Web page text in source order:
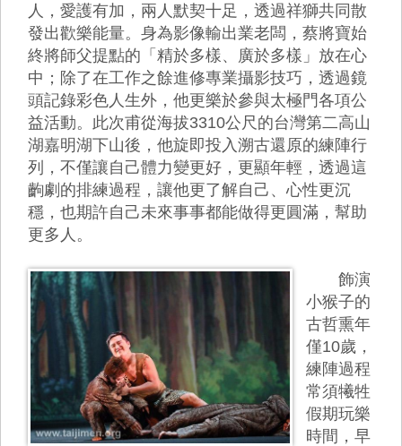
人，愛護有加，兩人默契十足，透過祥獅共同散
發出歡樂能量。身為影像輸出業老闆，蔡將寶始
終將師父提點的「精於多樣、廣於多樣」放在心
中；除了在工作之餘進修專業攝影技巧，透過鏡
頭記錄彩色人生外，他更樂於參與太極門各項公
益活動。此次甫從海拔3310公尺的台灣第二高山
湖嘉明湖下山後，他旋即投入溯古還原的練陣行
列，不僅讓自己體力變更好，更顯年輕，透過這
齣劇的排練過程，讓他更了解自己、心性更沉
穩，也期許自己未來事事都能做得更圓滿，幫助
更多人。
飾演
小猴子的
古哲熏年
僅10歲，
練陣過程
常須犧牲
假期玩樂
時間，早